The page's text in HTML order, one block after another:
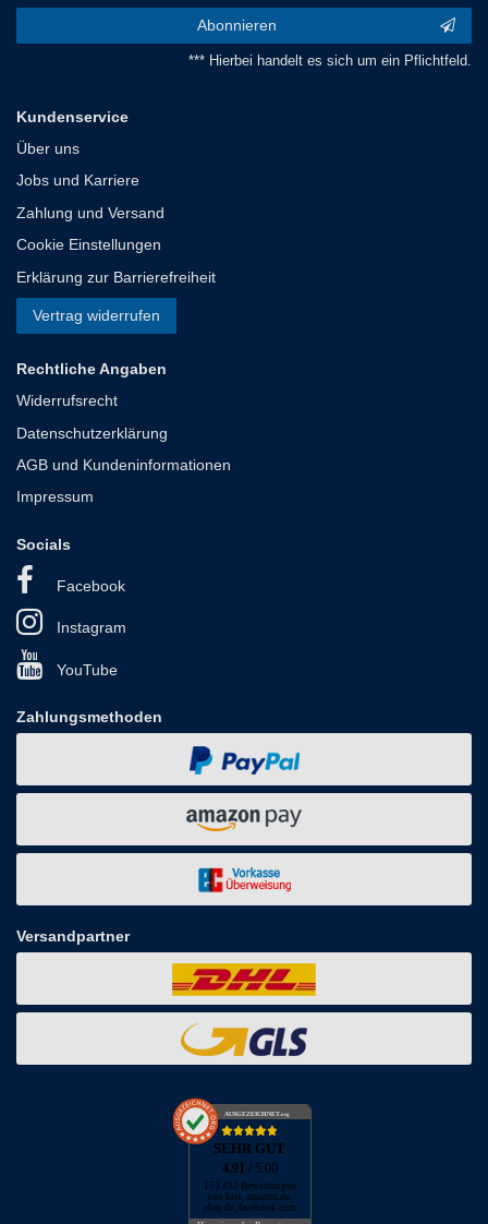
Abonnieren
*** Hierbei handelt es sich um ein Pflichtfeld.
Kundenservice
Über uns
Jobs und Karriere
Zahlung und Versand
Cookie Einstellungen
Erklärung zur Barrierefreiheit
Vertrag widerrufen
Rechtliche Angaben
Widerrufsrecht
Datenschutzerklärung
AGB und Kundeninformationen
Impressum
Socials
Facebook
Instagram
YouTube
Zahlungsmethoden
Versandpartner
AUSGEZEICHNET.org
SEHR GUT
4.91 / 5.00
173.452 Bewertungen
von hier, amazon.de,
ebay.de, facebook.com